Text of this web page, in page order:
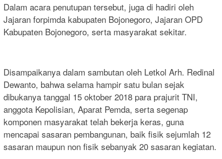
Dalam acara penutupan tersebut, juga di hadiri oleh
Jajaran forpimda kabupaten Bojonegoro, Jajaran OPD
Kabupaten Bojonegoro, serta masyarakat sekitar.
Disampaikanya dalam sambutan oleh Letkol Arh. Redinal
Dewanto, bahwa selama hampir satu bulan sejak
dibukanya tanggal 15 oktober 2018 para prajurit TNI,
anggota Kepolisian, Aparat Pemda, serta segenap
komponen masyarakat telah bekerja keras, guna
mencapai sasaran pembangunan, baik fisik sejumlah 12
sasaran maupun non fisik sebanyak 20 sasaran kegiatan.